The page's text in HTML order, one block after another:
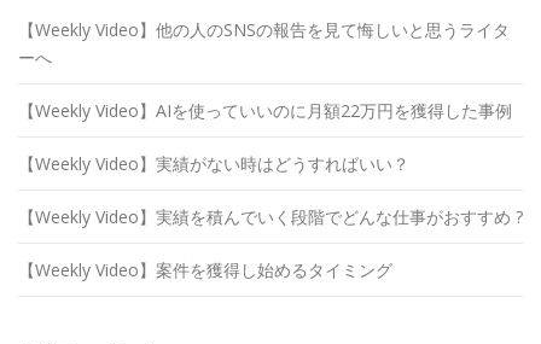
【Weekly Video】他の人のSNSの報告を見て悔しいと思うライタ
ーへ
【Weekly Video】AIを使っていいのに月額22万円を獲得した事例
【Weekly Video】実績がない時はどうすればいい？
【Weekly Video】実績を積んでいく段階でどんな仕事がおすすめ ?
【Weekly Video】案件を獲得し始めるタイミング